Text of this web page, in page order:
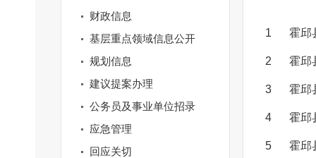
财政信息
基层重点领域信息公开
规划信息
建议提案办理
公务员及事业单位招录
应急管理
回应关切
1 霍邱
2 霍邱
3 霍邱
4 霍邱
5 霍邱